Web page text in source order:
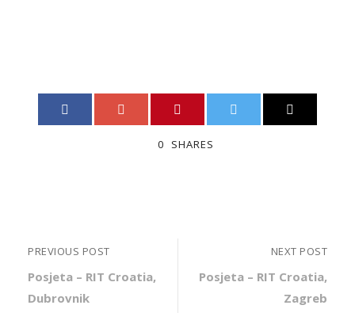
0 SHARES
PREVIOUS POST
Posjeta – RIT Croatia,
Dubrovnik
NEXT POST
Posjeta – RIT Croatia,
Zagreb